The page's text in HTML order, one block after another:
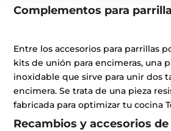
Complementos para
Entre los accesorios para parrillas
kits de unión para encimeras, una
inoxidable que sirve para unir dos
encimera. Se trata de una pieza
fabricada para optimizar tu cocina
Recambios y accesorios